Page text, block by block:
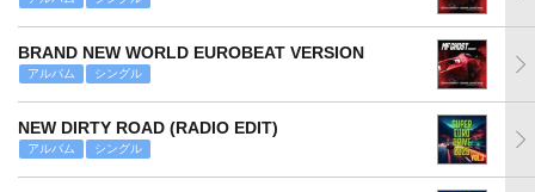
BRAND NEW WORLD EUROBEAT VERSION
アルバム シングル
NEW DIRTY ROAD (RADIO EDIT)
アルバム シングル